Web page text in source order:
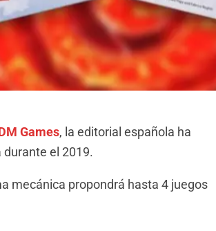
Games, la editorial española ha
el 2019.
mecánica propondrá hasta 4 juegos